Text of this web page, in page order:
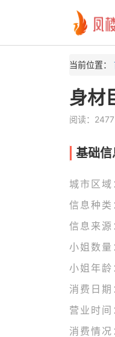
当前位置：
身材
阅读：2477
基础信
城市区域
信息种类
信息来源
小姐数量
小姐年龄
消费日期
营业时间
消费情况